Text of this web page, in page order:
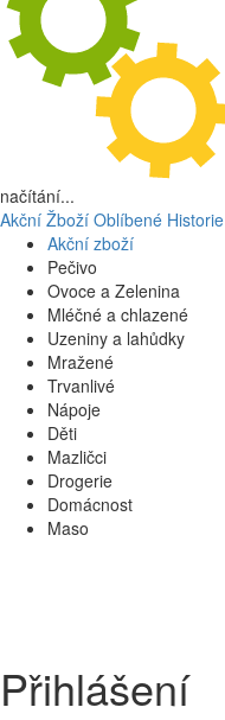
načítání...
Akční Žboží Oblíbené Historie
Akční zboží
Pečivo
Ovoce a Zelenina
Mléčné a chlazené
Uzeniny a lahůdky
Mražené
Trvanlivé
Nápoje
Děti
Mazličci
Drogerie
Domácnost
Maso
Přihlášení